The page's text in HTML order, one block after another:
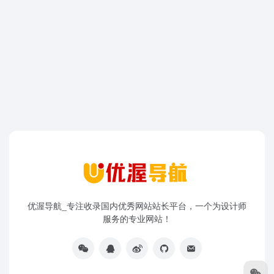
优渥导航_专注收录国内优秀网站站长平台，一个为设计师
服务的专业网站！